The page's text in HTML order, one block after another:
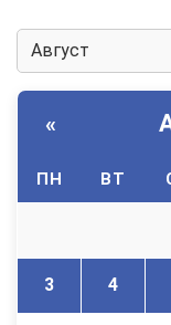
«
ПН ВТ
3 4